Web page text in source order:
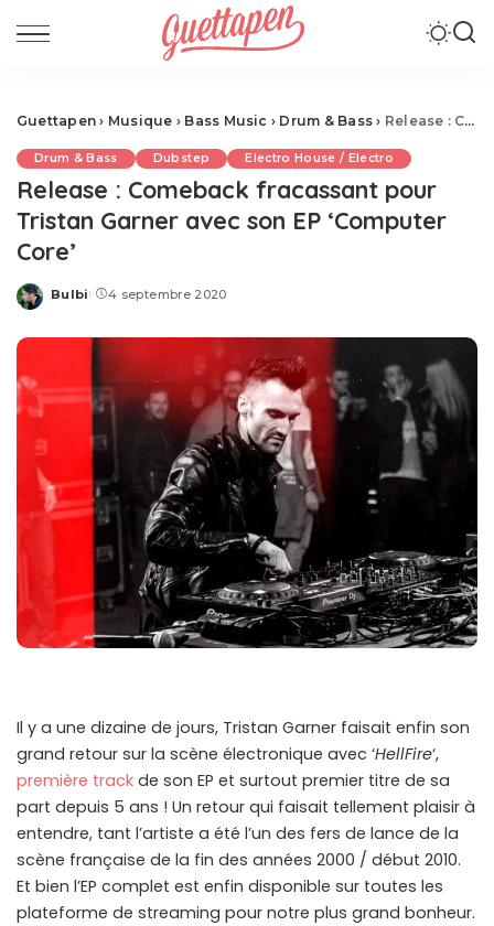
Guettapen › Musique › Bass Music › Drum & Bass › Release : Comeback fracassant pour Tristan Garner avec son EP ‘Computer Core’
Drum & Bass Dubstep Electro House / Electro
Release : Comeback fracassant pour
Tristan Garner avec son EP ‘Computer
Core’
Posted
Bulbi 4 septembre 2020
Il y a une dizaine de jours, Tristan Garner faisait enfin son
grand retour sur la scène électronique avec ‘HellFire‘,
première track de son EP et surtout premier titre de sa
part depuis 5 ans ! Un retour qui faisait tellement plaisir à
entendre, tant l’artiste a été l’un des fers de lance de la
scène française de la fin des années 2000 / début 2010.
Et bien l’EP complet est enfin disponible sur toutes les
plateforme de streaming pour notre plus grand bonheur.